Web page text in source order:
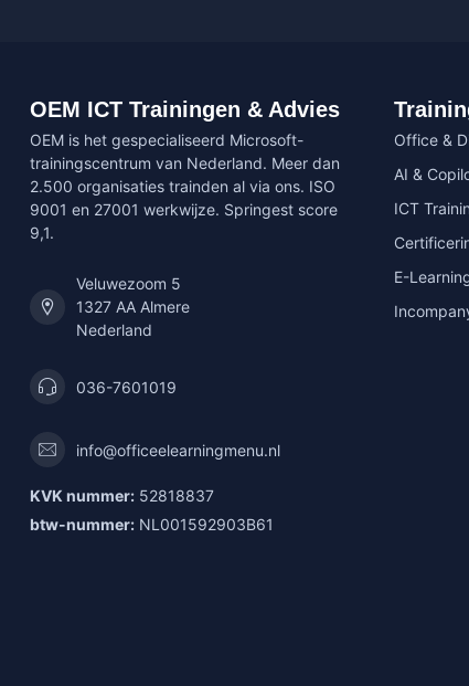
OEM ICT Trainingen & Advies
OEM is het gespecialiseerd Microsoft-
trainingscentrum van Nederland. Meer dan
2.500 organisaties trainden al via ons. ISO
9001 en 27001 werkwijze. Springest score
9,1.
Veluwezoom 5
1327 AA Almere
Nederland
036-7601019
info@officeelearningmenu.nl
KVK nummer: 52818837
btw-nummer: NL001592903B61
Office &
AI &
ICT
E-